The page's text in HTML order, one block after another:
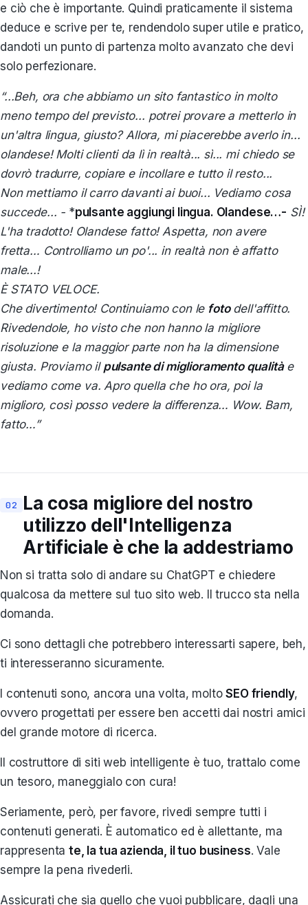
e ciò che è importante. Quindi praticamente il sistema
deduce e scrive per te, rendendolo super utile e pratico,
dandoti un punto di partenza molto avanzato che devi
solo perfezionare.
“...Beh, ora che abbiamo un sito fantastico in molto
meno tempo del previsto... potrei provare a metterlo in
un'altra lingua, giusto? Allora, mi piacerebbe averlo in...
olandese! Molti clienti da lì in realtà... sì... mi chiedo se
dovrò tradurre, copiare e incollare e tutto il resto...
Non mettiamo il carro davanti ai buoi... Vediamo cosa
succede... - *pulsante aggiungi lingua. Olandese…- SÌ!
L'ha tradotto! Olandese fatto! Aspetta, non avere
fretta… Controlliamo un po'... in realtà non è affatto
male...!
È STATO VELOCE.
Che divertimento! Continuiamo con le foto dell'affitto.
Rivedendole, ho visto che non hanno la migliore
risoluzione e la maggior parte non ha la dimensione
giusta. Proviamo il pulsante di miglioramento qualità e
vediamo come va. Apro quella che ho ora, poi la
miglioro, così posso vedere la differenza… Wow. Bam,
fatto…”
La cosa migliore del nostro
utilizzo dell'Intelligenza
Artificiale è che la addestriamo
Non si tratta solo di andare su ChatGPT e chiedere
qualcosa da mettere sul tuo sito web. Il trucco sta nella
domanda.
Ci sono dettagli che potrebbero interessarti sapere, beh,
ti interesseranno sicuramente.
I contenuti sono, ancora una volta, moltoSEO friendly,
ovvero progettati per essere ben accetti dai nostri amici
del grande motore di ricerca.
Il costruttore di siti web intelligente è tuo, trattalo come
un tesoro, maneggialo con cura!
Seriamente, però, per favore, rivedi sempre tutti i
contenuti generati. È automatico ed è allettante, ma
rappresentate, la tua azienda, il tuo business. Vale
sempre la pena rivederli.
Assicurati che sia quello che vuoi pubblicare, dagli una